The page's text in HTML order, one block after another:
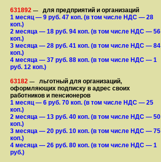
631892 —
для предприятий и организаций
1 месяц— 9 руб. 47 коп. (в том числе НДС — 28
коп.)
2 месяца — 18 руб. 94 коп. (в том числе НДС — 56
коп.)
3 месяца — 28 руб. 41 коп. (в том числе НДС — 84
коп.)
4 месяца — 37 руб. 88 коп. (в том числе НДС — 1
руб. 12 коп.)
63182 —
льготный для организаций,
оформляющих подписку в адрес своих
работников и пенсионеров
1 месяц— 6 руб. 70 коп. (в том числе НДС — 25
коп.)
2 месяца — 13 руб. 40 коп. (в том числе НДС — 50
коп.)
3 месяца — 20 руб. 10 коп. (в том числе НДС — 75
коп.)
4 месяца — 26 руб. 80 коп. (в том числе НДС — 1
руб.)